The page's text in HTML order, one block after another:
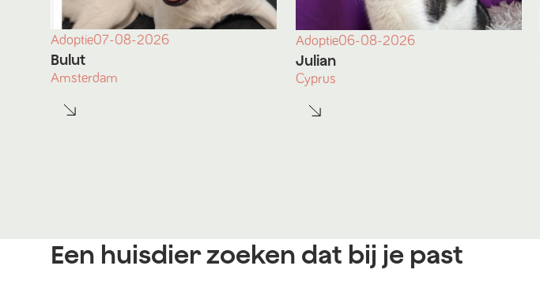
Adoptie07-08-2026
Bulut
Amsterdam
Adoptie06-08-2026
Julian
Cyprus
Een huisdier zoeken dat bij je past